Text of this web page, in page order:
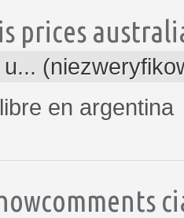
prices
en argentina